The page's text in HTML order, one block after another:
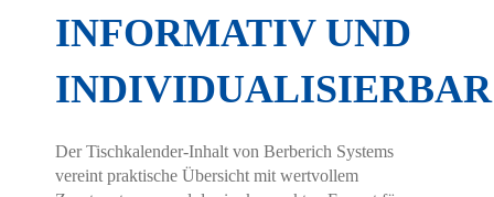
INFORMATIV UND
INDIVIDUALISIERBAR
Der Tischkalender-Inhalt von Berberich Systems
vereint praktische Übersicht mit wertvollem
verwendeten Cookies. Sie können Ihre
Informationen anzeigen lassen.
Funktionell Externe Medien